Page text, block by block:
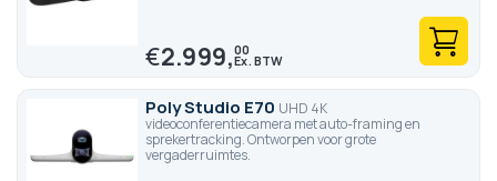
€2.999,00
Poly Studio E70 UHD 4K
videoconferentiecamera met auto-framing en
sprekertracking. Ontworpen voor grote
vergaderruimtes.